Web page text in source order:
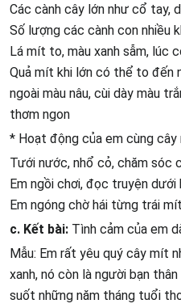
Các cành cây lớn như cổ tay,
Số lượng các cành con nhiều
Lá mít to, màu xanh sẫm, lúc
Quả mít khi lớn có thể to đến
ngoài màu nâu, cùi dày màu
thơm ngon
* Hoạt động của em cùng cây
Tưới nước, nhổ cỏ, chăm sóc
Em ngồi chơi, đọc truyện dưới
Em ngóng chờ hái từng trái
c. Kết bài: Tình cảm của em
Mẫu: Em rất yêu quý cây mít
xanh, nó còn là người bạn
suốt những năm tháng tuổi